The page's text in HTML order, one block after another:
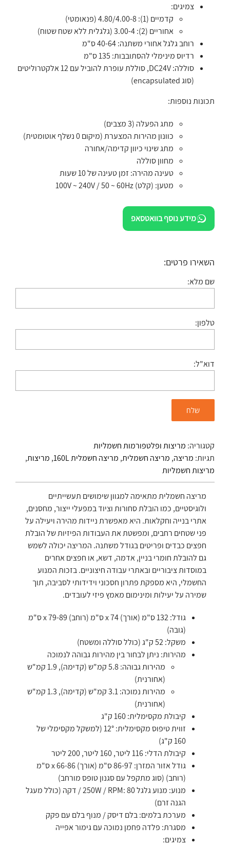
צמיגים:
קדמיים (1): 4.80/4.00-8 (פנאומטי)
אחוריים (2): 3.00-4 (גלגלית ללא שטח שטוח)
רוחב גלגל אחורי משתנה: 40-64 ס"מ
רדיוס מינימלי להסתובבות: 135 ס"מ
סוללה: DC24V, סוללת עופרת להוביל עם 12 אלקטרוליטים
(סוג encapsulated)
תכונות נוספות:
מתג הפעלה (3 מצבים)
כוונון מהירות המצערת (מיקום 0 נשלף אוטומטית)
מתג שינוי כיוון קדימה/אחורה
מחוון סוללה
טעינה מהירה: זמן טעינה של 10 שעות
מטען: (קלט) 100V ~ 240V / 50 ~ 60Hz
מידע נוסף בוואטסאפ
השאירו פרטים:
שם מלא:
טלפון:
דוא"ל:
קטגוריה: מריצות ופלטפורמות חשמליות
תגיות: מריצה, מריצה חשמלית, מריצה חשמלית 160L , מריצות,
מריצות חשמליות
מריצה חשמלית מתאימה למגוון שימושים תעשייתיים
ולוגיסטיים, כמו הובלת סחורות וציוד במפעלי ייצור, מחסנים,
אתרי בנייה וחקלאות. היא מאפשרת ניידות מהירה ויעילה על
פני שטחים רחבים, ומפשטת את העבודות הפיזיות של הובלת
חפצים כבדים ופריטים בגודל משתנה. המריצה יכולה לשמש
גם להובלת חומרי בניין, אדמה, דשא, או חפצים אחרים
במוסדות ציבוריים ובאתרי עבודה חיצוניים. בזכות המנוע
החשמלי, היא מספקת פתרון חסכוני וידידותי לסביבה, תוך
שמירה על יעילות ומינימום מאמץ פיזי לעובדים.
גודל: 132 ס"מ (אורך) x 74 ס"מ (רוחב) x 79-89 ס"מ
(גובה)
משקל: 52 ק"ג (כולל סוללה ומשטח)
מהירות: ניתן לבחור בין מהירות גבוהה לנמוכה
מהירות גבוהה: 5.8 קמ"ש (קדימה), 1.9 קמ"ש
(אחורנית)
מהירות נמוכה: 3.1 קמ"ש (קדימה), 1.3 קמ"ש
(אחורנית)
קיבולת מקסימלית: 160 ק"ג
זווית טיפוס מקסימלית: 12° (למשקל מקסימלי של
160 ק"ג)
קיבולת הדלי: 116 ליטר, 160 ליטר, 200 ליטר
גודל אזור המזרן: 86-97 ס"מ (אורך) x 66-86 ס"מ
(רוחב) (סוג מתקפל עם סגנון טופס מורחב)
מנוע: מנוע גלגל 250W / RPM: 80 / דקה (כולל מעגל
הגנה זרם)
מערכת בלמים: בלם דיסק / מנוף בלם עם פקק
מסגרת: פלדה פחמן נמוכה עם גימור אפייה
צמיגים: